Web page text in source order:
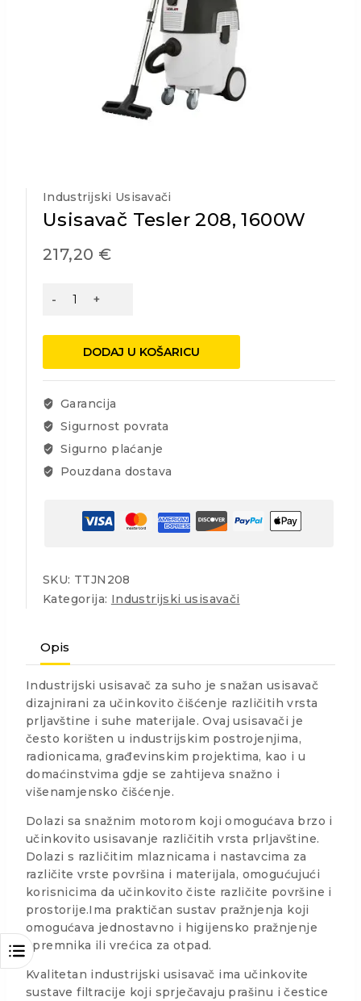
Industrijski Usisavači
Usisavač Tesler 208, 1600W
217,20 €
Usisavač
1600W
DODAJ U KOŠARICU
Garancija
Sigurnost povrata
Sigurno plaćanje
Pouzdana dostava
SKU: TTJN208
Kategorija: Industrijski usisavači
Opis
Industrijski usisavač za suho je snažan usisavač
dizajnirani za učinkovito čišćenje različitih vrsta
prljavštine i suhe materijale. Ovaj usisavači je
često korišten u industrijskim postrojenjima,
radionicama, građevinskim projektima, kao i u
domaćinstvima gdje se zahtijeva snažno i
višenamjensko čišćenje.
Dolazi sa snažnim motorom koji omogućava brzo i
učinkovito usisavanje različitih vrsta prljavštine.
Dolazi s različitim mlaznicama i nastavcima za
različite vrste površina i materijala, omogućujući
korisnicima da učinkovito čiste različite površine i
prostorije.Ima praktičan sustav pražnjenja koji
omogućava jednostavno i higijensko pražnjenje
spremnika ili vrećica za otpad.
Kvalitetan industrijski usisavač ima učinkovite
sustave filtracije koji sprječavaju prašinu i čestice